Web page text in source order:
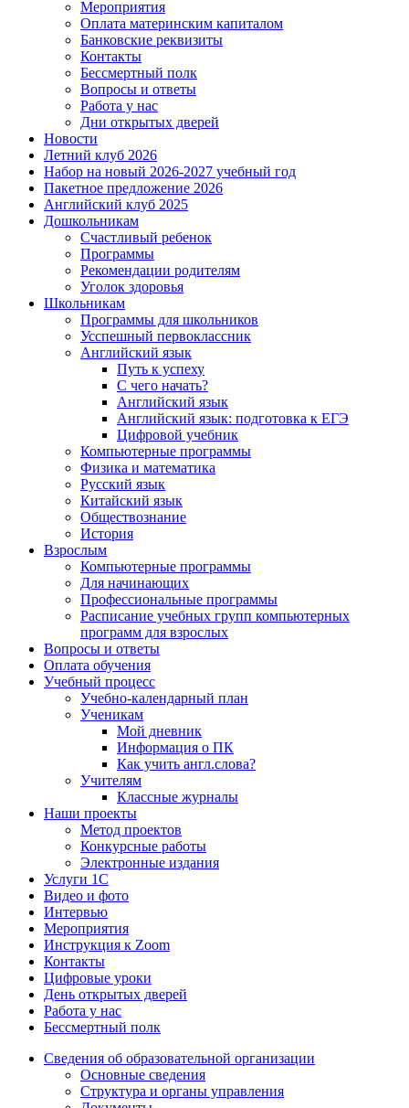
Мероприятия
Оплата материнским капиталом
Банковские реквизиты
Контакты
Бессмертный полк
Вопросы и ответы
Работа у нас
Дни открытых дверей
Новости
Летний клуб 2026
Набор на новый 2026-2027 учебный год
Пакетное предложение 2026
Английский клуб 2025
Дошкольникам
Счастливый ребенок
Программы
Рекомендации родителям
Уголок здоровья
Школьникам
Программы для школьников
Усспешный первоклассник
Английский язык
Путь к успеху
С чего начать?
Английский язык
Английский язык: подготовка к ЕГЭ
Цифровой учебник
Компьютерные программы
Физика и математика
Русский язык
Китайский язык
Обществознание
История
Взрослым
Компьютерные программы
Для начинающих
Профессиональные программы
Расписание учебных групп компьютерных
программ для взрослых
Вопросы и ответы
Оплата обучения
Учебный процесс
Учебно-календарный план
Ученикам
Мой дневник
Информация о ПК
Как учить англ.слова?
Учителям
Классные журналы
Наши проекты
Метод проектов
Конкурсные работы
Электронные издания
Услуги 1C
Видео и фото
Интервью
Мероприятия
Инструкция к Zoom
Контакты
Цифровые уроки
День открытых дверей
Работа у нас
Бессмертный полк
Сведения об образовательной организации
Основные сведения
Структура и органы управления